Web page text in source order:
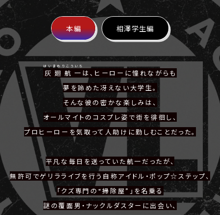
リ
ー
本編 相澤学生編
灰廻航一
はいまわりこういち
は、ヒーローに憧れながらも
夢を諦めた冴えない大学生。
そんな彼の密かな楽しみは、
オールマイトのコスプレ姿で街を徘徊し、
プロヒーローを気取って人助けに勤しむことだった。
平凡な毎日を送っていた航一だったが、
無許可でゲリラライブを行う自称アイドル・ポップ☆ステップ、
「クズ専門の“掃除屋”」を名乗る
謎の覆面男・ナックルダスターに出会い、